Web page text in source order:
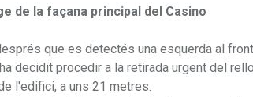
de la façana principal del Casino
que es detectés una esquerda al
decidit procedir a la retirada urgent del
l'edifici, a uns 21 metres.